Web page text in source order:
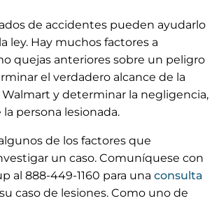
de accidentes pueden ayudarlo
ley. Hay muchos factores a
quejas anteriores sobre un peligro
el verdadero alcance de la
y determinar la negligencia,
la persona lesionada.
de los factores que
un caso. Comuníquese con
al 888-449-1160 para una consulta
caso de lesiones. Como uno de